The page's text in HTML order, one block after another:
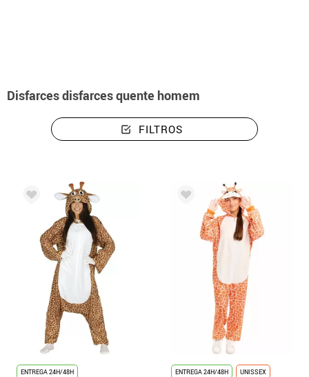
Disfarces disfarces quente homem
FILTROS
ENTREGA 24H/48H
ENTREGA 24H/48H UNISSEX